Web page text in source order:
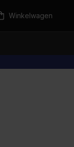
Winkelwagen